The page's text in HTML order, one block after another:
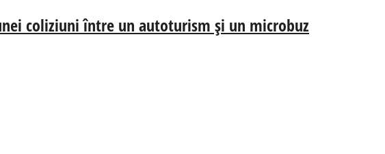
coliziuni între un autoturism și un microbuz